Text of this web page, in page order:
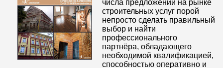
числа предложений на рынке
строительных услуг порой
непросто сделать правильный
выбор и найти
профессионального
партнёра, обладающего
необходимой квалификацией,
способностью оперативно и